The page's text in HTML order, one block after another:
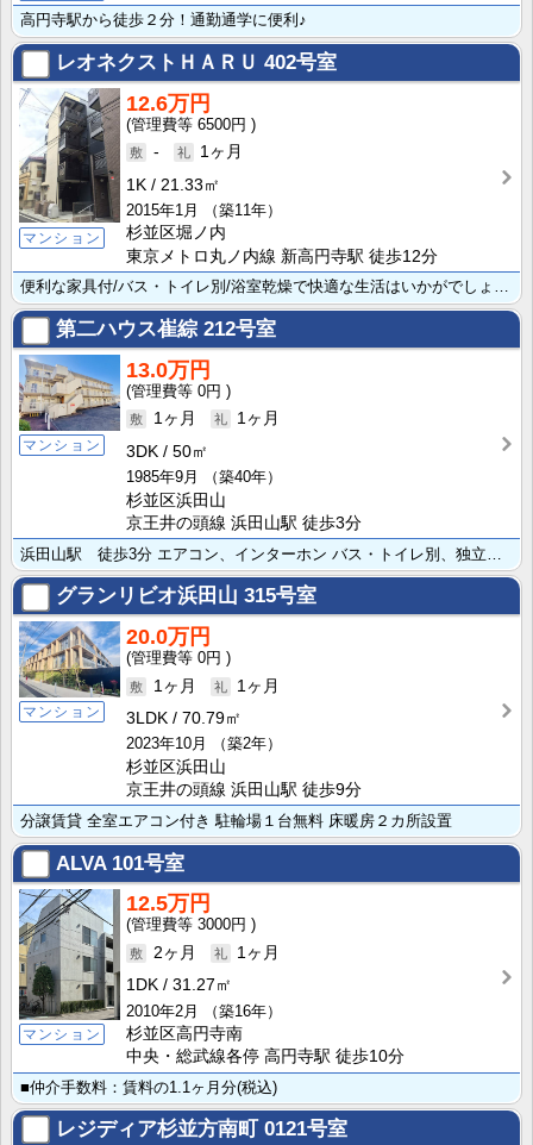
高円寺駅から徒歩２分！通勤通学に便利♪
レオネクストＨＡＲＵ 402号室
マンション
12.6万円
6500円
-
1ヶ月
1K
21.33㎡
2015年1月
（築11年）
杉並区堀ノ内
東京メトロ丸ノ内線 新高円寺駅 徒歩12分
便利な家具付/バス・トイレ別/浴室乾燥で快適な生活はいかがでしょうか。便利な電気コンロでいつでも楽し･･･
第二ハウス崔綜 212号室
マンション
13.0万円
0円
1ヶ月
1ヶ月
3DK
50㎡
1985年9月
（築40年）
杉並区浜田山
京王井の頭線 浜田山駅 徒歩3分
グランリビオ浜田山 315号室
マンション
20.0万円
0円
1ヶ月
1ヶ月
3LDK
70.79㎡
2023年10月
（築2年）
杉並区浜田山
京王井の頭線 浜田山駅 徒歩9分
分譲賃貸 全室エアコン付き 駐輪場１台無料 床暖房２カ所設置
ALVA101号室
マンション
12.5万円
3000円
2ヶ月
1ヶ月
1DK
31.27㎡
2010年2月
（築16年）
杉並区高円寺南
中央・総武線各停 高円寺駅 徒歩10分
■仲介手数料：賃料の1.1ヶ月分(税込)
レジディア杉並方南町0121号室